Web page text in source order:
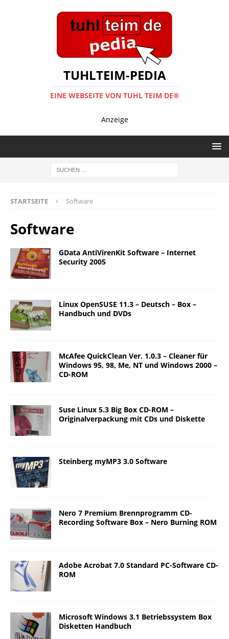
TUHLTEIM-PEDIA
EINE WEBSEITE VON TUHL TEIM DE®
Anzeige
STARTSEITE Software
Software
GData AntiVirenKit Software – Internet
Security 2005
Linux OpenSUSE 11.3 – Deutsch – Box –
Handbuch und DVDs
McAfee QuickClean Ver. 1.0.3 – Cleaner für
Windows 95, 98, Me, NT und Windows 2000 –
CD-ROM
Suse Linux 5.3 Big Box CD-ROM –
Originalverpackung mit CDs und Diskette
Steinberg myMP3 3.0 Software
Nero 7 Premium Brennprogramm CD-
Recording Software Box – Nero Burning ROM
Adobe Acrobat 7.0 Standard PC-Software CD-
ROM
Microsoft Windows 3.1 Betriebssystem Box
Disketten Handbuch